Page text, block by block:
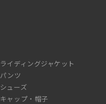
ライディングジャケット
パンツ
シューズ
キャップ・帽子